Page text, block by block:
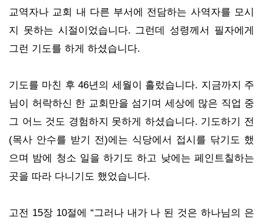
교역자나 교회 내 다른 부서에 전담하는 사역자를 모시
지 못하는 시절이었습니다. 그런데 성령께서 필자에게
그런 기도를 하게 하셨습니다.
기도를 마친 후 46년의 세월이 흘렀습니다. 지금까지 주
님이 허락하신 한 교회만을 섬기며 세상에 많은 직업 중
그 어느 것도 경험하지 못하게 하셨습니다. 기도하기 전
(목사 안수를 받기 전)에는 식당에서 접시를 닦기도 했
으며 밤에 청소 일을 하기도 하고 낮에는 페인트칠하는
곳을 따라 다니기도 했었습니다.
고전 15장 10절에 “그러나 내가 나 된 것은 하나님의 은